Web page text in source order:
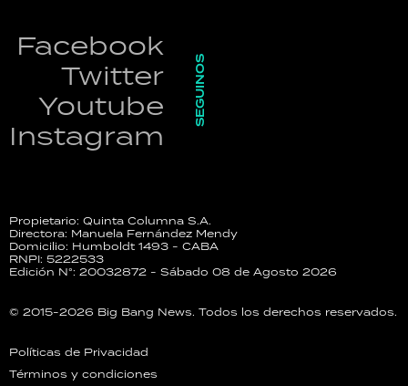
Facebook
Twitter
Youtube
Instagram
SEGUINOS
Propietario: Quinta Columna S.A.
Directora: Manuela Fernández Mendy
Domicilio: Humboldt 1493 - CABA
RNPI: 5222533
Edición N°: 20032872 - Sábado 08 de Agosto 2026
© 2015-2026 Big Bang News. Todos los derechos reservados.
Políticas de Privacidad
Términos y condiciones